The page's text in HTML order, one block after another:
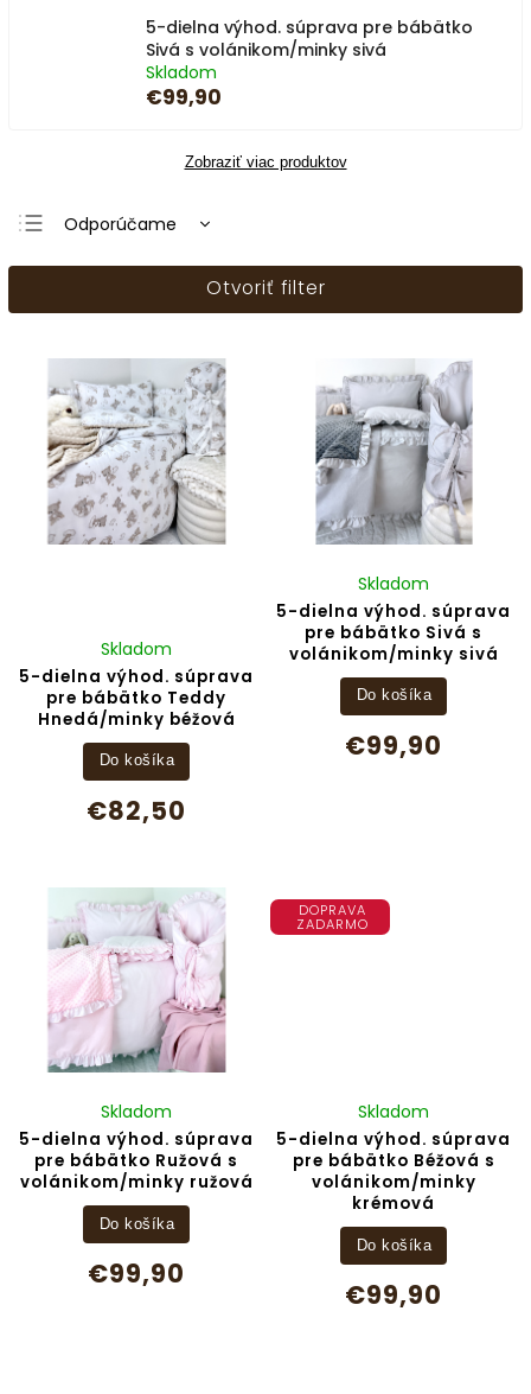
5-dielna výhod. súprava pre bábätko
Sivá s volánikom/minky sivá
Skladom
€99,90
Zobraziť viac produktov
Odporúčame
Najlacnejšie
Abecedne
Otvoriť filter
5-dielna výhod. súprava
pre bábätko Teddy
Hnedá/minky béžová
Skladom
€82,50
Do košíka
5-dielna výhod. súprava
pre bábätko Sivá s
volánikom/minky sivá
Skladom
€99,90
Do košíka
5-dielna výhod. súprava
pre bábätko Ružová s
volánikom/minky ružová
Skladom
€99,90
Do košíka
DOPRAVA
ZADARMO
5-dielna výhod. súprava
pre bábätko Béžová s
volánikom/minky
krémová
Skladom
€99,90
Do košíka